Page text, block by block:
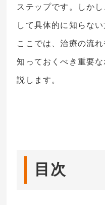
ステップです。しか
して具体的に知らな
ここでは、治療の流
知っておくべき重要
説します。
目次